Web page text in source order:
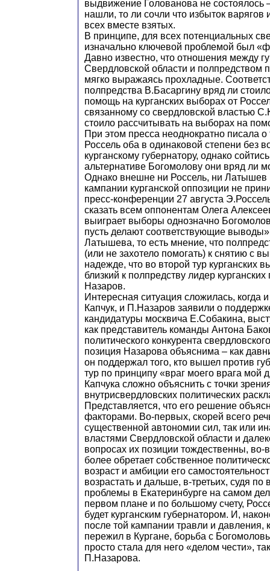
выдвижение Голованова не состоялось
нашли, то ли сочли что избыток варягов
всех вместе взятых.
В принципе, для всех потенциальных
изначально ключевой проблемой был
Давно известно, что отношения между
Свердловской области и полпредством
мягко выражаясь прохладные.
полпредства В.Басаргину вряд ли
помощь на курганских выборах от
связанному со свердловской властью
стоило рассчитывать на выборах на
При этом пресса неоднократно писала
Россель оба в одинаковой степени без
курганскому губернатору, однако
альтернативе Богомолову они вряд ли
Однако внешне ни Россель, ни Латышев
кампании курганской оппозиции не
пресс-конференции 27 августа
сказать всем оппонентам Олега
выиграет выборы однозначно
пусть делают соответствующие
Латышева, то есть мнение, что
(или не захотело помогать) к снятию с
надежде, что во второй тур курганских
близкий к полпредству лидер
Назаров.
Интересная ситуация сложилась, когда
Капчук, и П.Назаров заявили о
кандидатуры москвича Е.Собакина,
как представитель команды Антона
политического конкурента
позиция Назарова объяснима – как
он поддержал того, кто вышел против
тур по принципу «враг моего врага мой
Капчука сложно объяснить с точки
внутрисвердловских политических
Представляется, что его решение
факторами. Во-первых, скорей всего
существенной автономии сил, так или
властями Свердловской области и
вопросах их позиции тождественны, во-
более обретает собственное
возраст и амбиции его
возрастать и дальше, в-третьих, судя по
проблемы в Екатеринбурге на самом
первом плане и по большому счету,
будет курганским губернатором. И,
после той кампании травли и давления,
пережил в Кургане, борьба с
просто стала для него «делом чести»,
П.Назарова.